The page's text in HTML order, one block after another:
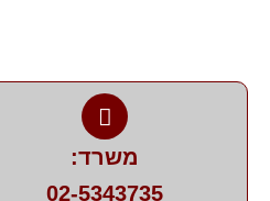
משרד:
02-5343735